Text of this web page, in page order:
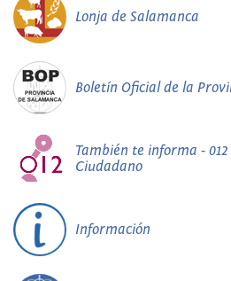
Lonja de Salamanca
Boletín Oficial de la
También te informa -
Ciudadano
Información